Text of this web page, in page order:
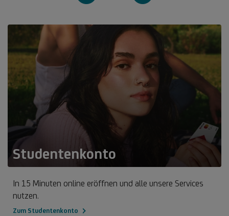
Studentenkonto
In 15 Minuten online eröffnen und alle unsere Services
nutzen.
Zum Studentenkonto